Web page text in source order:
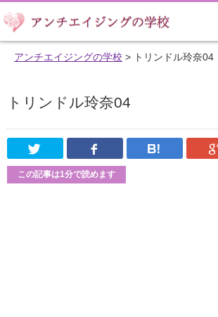
アンチエイジングの学校 > トリンドル玲奈04
トリンドル玲奈04
Twitter Facebook
この記事は1分で読めます